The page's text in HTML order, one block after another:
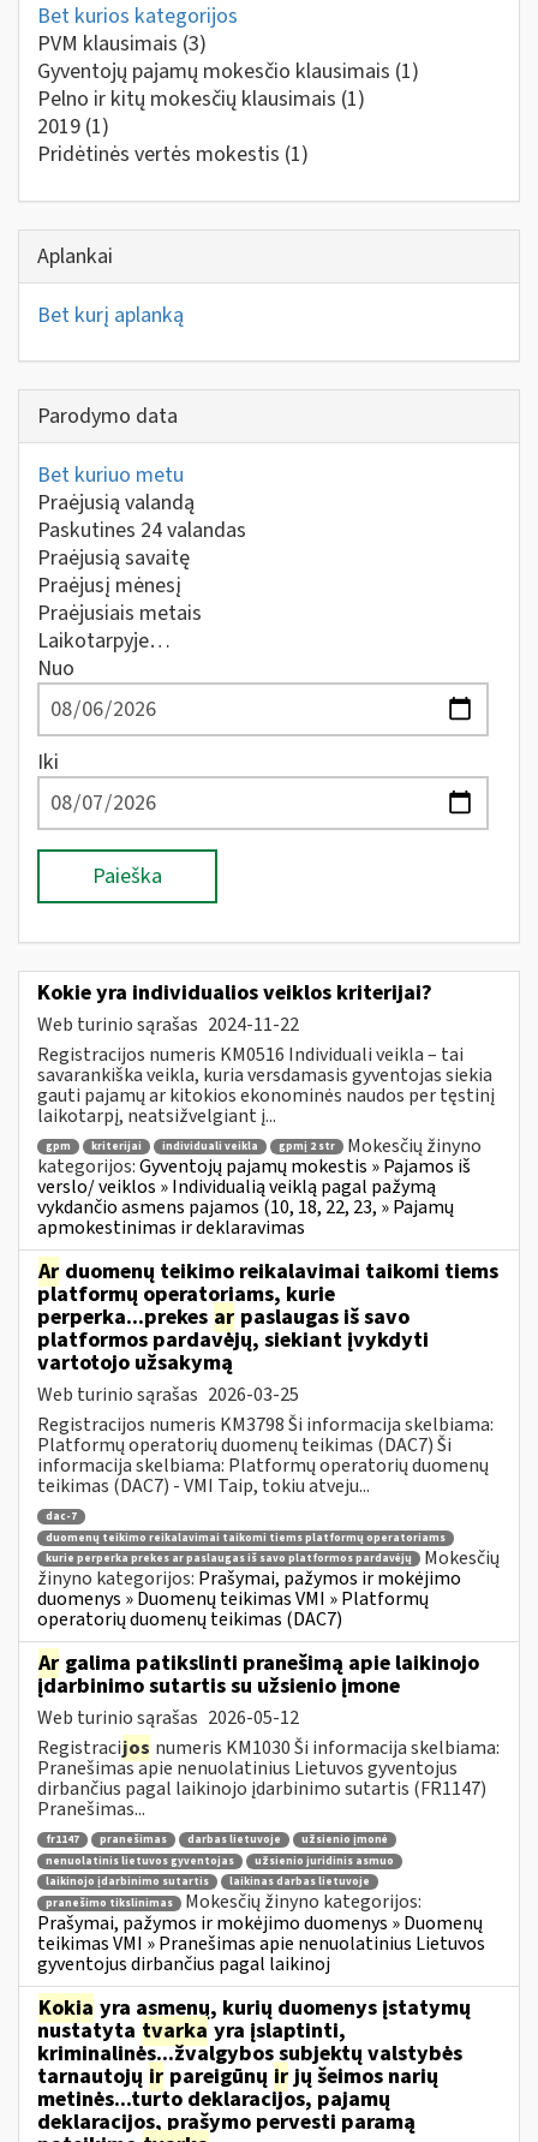
Bet kurios kategorijos
PVM klausimais (3)
Gyventojų pajamų mokesčio klausimais (1)
Pelno ir kitų mokesčių klausimais (1)
2019 (1)
Pridėtinės vertės mokestis (1)
Aplankai
Bet kurį aplanką
Parodymo data
Bet kuriuo metu
Praėjusią valandą
Paskutines 24 valandas
Praėjusią savaitę
Praėjusį mėnesį
Praėjusiais metais
Laikotarpyje…
Nuo
Iki
Paieška
Kokie yra individualios veiklos kriterijai?
Web turinio sąrašas 2024-11-22
Registracijos numeris KM0516 Individuali veikla – tai
savarankiška veikla, kuria versdamasis gyventojas siekia
gauti pajamų ar kitokios ekonominės naudos per tęstinį
laikotarpį, neatsižvelgiant į...
gpm kriterijai individuali veikla gpmį 2 str
Mokesčių žinyno
kategorijos:Gyventojų pajamų mokestis » Pajamos iš
verslo/ veiklos » Individualią veiklą pagal pažymą
vykdančio asmens pajamos (10, 18, 22, 23, » Pajamų
apmokestinimas ir deklaravimas
Ar duomenų teikimo reikalavimai taikomi tiems
platformų operatoriams, kurie
perperka...prekes ar paslaugas iš savo
platformos pardavėjų, siekiant įvykdyti
vartotojo užsakymą
Web turinio sąrašas 2026-03-25
Registracijos numeris KM3798 Ši informacija skelbiama:
Platformų operatorių duomenų teikimas (DAC7) Ši
informacija skelbiama: Platformų operatorių duomenų
teikimas (DAC7) - VMI Taip, tokiu atveju...
dac-7
duomenų teikimo reikalavimai taikomi tiems platformų operatoriams
kurie perperka prekes ar paslaugas iš savo platformos pardavėjų
Mokesčių
žinyno kategorijos: Prašymai, pažymos ir mokėjimo
duomenys » Duomenų teikimas VMI » Platformų
operatorių duomenų teikimas (DAC7)
Ar galima patikslinti pranešimą apie laikinojo
įdarbinimo sutartis su užsienio įmone
Web turinio sąrašas 2026-05-12
Registracijos numeris KM1030 Ši informacija skelbiama:
Pranešimas apie nenuolatinius Lietuvos gyventojus
dirbančius pagal laikinojo įdarbinimo sutartis (FR1147)
Pranešimas...
fr1147 pranešimas darbas lietuvoje
užsienio įmonė
nenuolatinis lietuvos gyventojas
užsienio juridinis asmuo
laikinojo įdarbinimo sutartis
laikinas darbas lietuvoje
pranešimo tikslinimas
Mokesčių žinyno kategorijos:
Prašymai, pažymos ir mokėjimo duomenys » Duomenų
teikimas VMI » Pranešimas apie nenuolatinius Lietuvos
gyventojus dirbančius pagal laikinoj
Kokia yra asmenų, kurių duomenys įstatymų
nustatyta tvarka yra įslaptinti,
kriminalinės...žvalgybos subjektų valstybės
tarnautojų ir pareigūnų irjų šeimos narių
metinės...turto deklaracijos, pajamų
deklaracijos, prašymo pervesti paramą